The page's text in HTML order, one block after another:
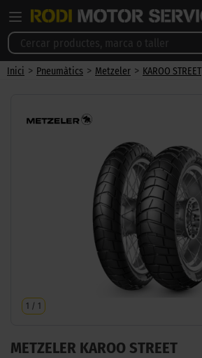
Inici > Pneumàtics > Metzeler > KAROO STREET
1 / 1
METZELER KAROO STREET